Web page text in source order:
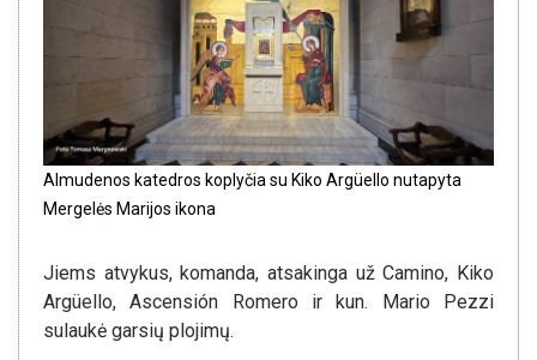
Almudenos katedros koplyčia su Kiko Argüello nutapyta
Mergelės Marijos ikona
Jiems atvykus, komanda, atsakinga už Camino, Kiko
Argüello, Ascensión Romero ir kun. Mario Pezzi
sulaukė garsių plojimų.